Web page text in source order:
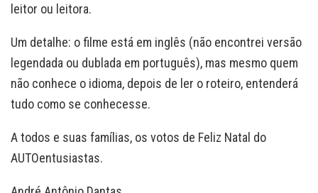
leitor ou leitora.
Um detalhe: o filme está em inglês (não encontrei versão
legendada ou dublada em português), mas mesmo quem
não conhece o idioma, depois de ler o roteiro, entenderá
tudo como se conhecesse.
A todos e suas famílias, os votos de Feliz Natal do
AUTOentusiastas.